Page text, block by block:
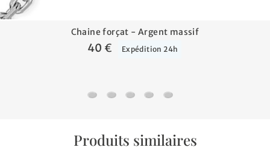
Chaine forçat - Argent massif
40 € Expédition 24h
Chaine forçat - Argent massif
Chaine gourmette cheval alternée
Chaine gourmette - Argent massif
Chaine gourmette cheval -
Chaine gourmette
Produits similaires